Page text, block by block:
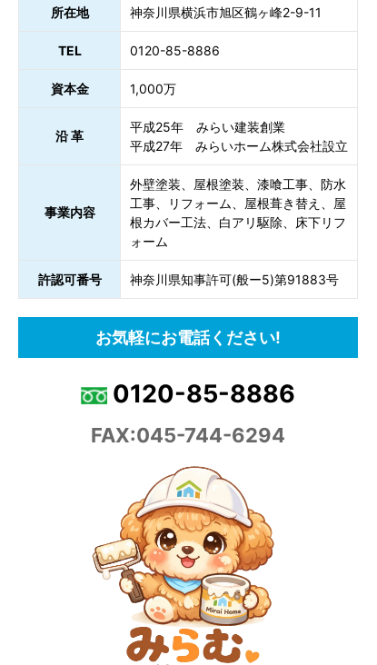
所在地 神奈川県横浜市旭区鶴ヶ峰2-9-11
TEL 0120-85-8886
資本金 1,000万
沿 革
平成25年 みらい建装創業
平成27年 みらいホーム株式会社設立
事業内容
外壁塗装、屋根塗装、漆喰工事、防水
工事、リフォーム、屋根葺き替え、屋
根カバー工法、白アリ駆除、床下リフ
ォーム
許認可番号 神奈川県知事許可(般ー5)第91883号
お気軽にお電話ください!
0120-85-8886
FAX:045-744-6294